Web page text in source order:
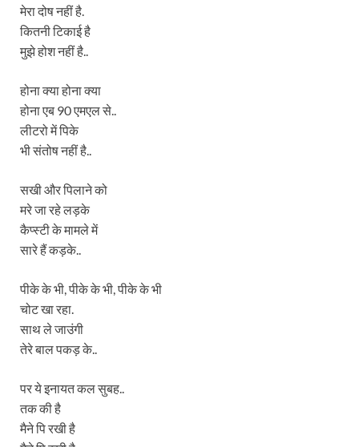
मेरा दोष नहीं है.
कितनी टिकाई है
मुझे होश नहीं है..
होना क्या होना क्या
होना एब 90 एमएल से..
लीटरो में पिके
भी संतोष नहीं है..
सखी और पिलाने को
मरे जा रहे लड़के
कैप्स्टी के मामले में
सारे हैं कड़के..
पीके के भी, पीके के भी, पीके के भी
चोट खा रहा.
साथ ले जाउंगी
तेरे बाल पकड़ के..
पर ये इनायत कल सुबह..
तक की है
मैने पि रखी है